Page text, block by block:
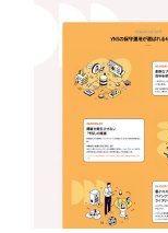
ブック
教育
インフラ関連
広告・メディア・放
不動産